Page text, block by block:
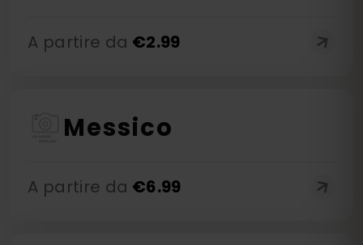
A partire da €2.99
Messico
A partire da €6.99